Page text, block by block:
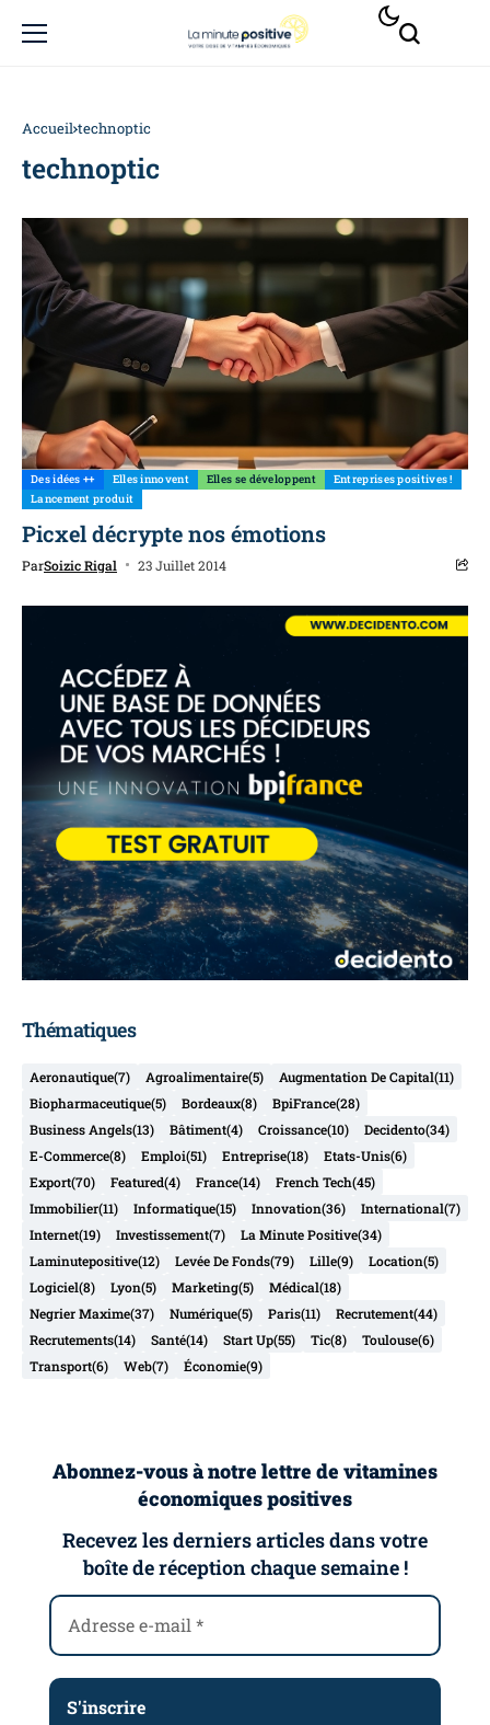
Accueil technoptic
technoptic
Des idées ++ Elles innovent Elles se développent
Entreprises positives !
Lancement produit
Picxel décrypte nos émotions
ParSoizic Rigal 23 Juillet 2014
Thématiques
Aeronautique(7) Agroalimentaire(5) Augmentation De Capital(11)
Biopharmaceutique(5) Bordeaux(8) BpiFrance(28)
Business Angels(13) Bâtiment(4) Croissance(10) Decidento(34)
E-Commerce(8) Emploi(51) Entreprise(18) Etats-Unis(6)
Export(70) Featured(4) France(14) French Tech(45)
Immobilier(11) Informatique(15) Innovation(36) International(7)
Internet(19) Investissement(7) La Minute Positive(34)
Laminutepositive(12) Levée De Fonds(79) Lille(9) Location(5)
Logiciel(8) Lyon(5) Marketing(5) Médical(18)
Negrier Maxime(37) Numérique(5) Paris(11) Recrutement(44)
Recrutements(14) Santé(14) Start Up(55) Tic(8) Toulouse(6)
Transport(6) Web(7) Économie(9)
Abonnez-vous à notre lettre de vitamines
économiques positives
Recevez les derniers articles dans votre
boîte de réception chaque semaine !